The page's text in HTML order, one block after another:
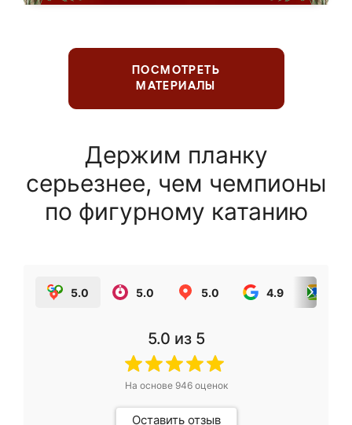
ПОСМОТРЕТЬ
МАТЕРИАЛЫ
Держим планку
серьезнее, чем чемпионы
по фигурному катанию
5.0 5.0 5.0 4.9
5.0 из 5
На основе 946оценок
Оставить отзыв